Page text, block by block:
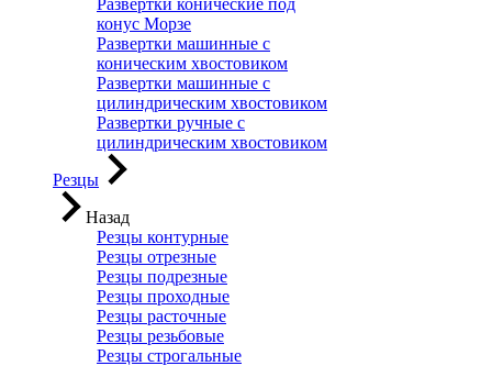
Развертки конические под
конус Морзе
Развертки машинные с
коническим хвостовиком
Развертки машинные с
цилиндрическим хвостовиком
Развертки ручные с
цилиндрическим хвостовиком
Резцы
Назад
Резцы контурные
Резцы отрезные
Резцы подрезные
Резцы проходные
Резцы расточные
Резцы резьбовые
Резцы строгальные